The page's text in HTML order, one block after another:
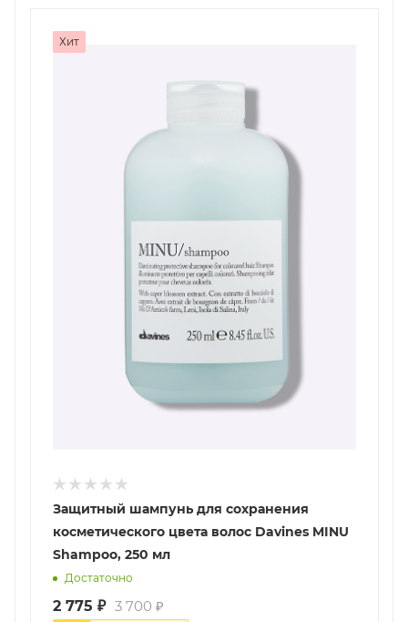
Хит
Защитный шампунь для сохранения
косметического цвета волос Davines MINU
Shampoo, 250 мл
Достаточно
2 775 ₽ 3 700 ₽